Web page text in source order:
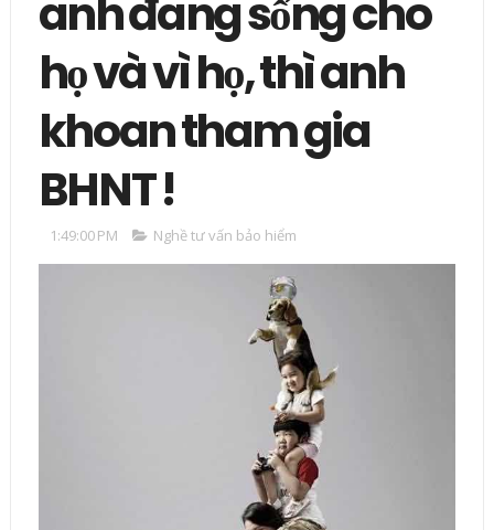
anh đang sống cho
họ và vì họ, thì anh
khoan tham gia
BHNT !
1:49:00 PM Nghề tư vấn bảo hiểm